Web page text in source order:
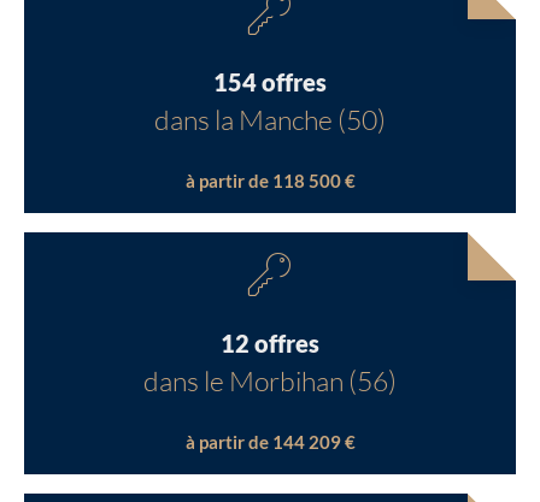
154 offres
dans la Manche (50)
à partir de 118 500 €
12 offres
dans le Morbihan (56)
à partir de 144 209 €